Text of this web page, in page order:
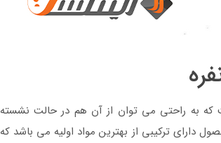
که به راحتی می توان از آن هم در حالت نشسته
دارای ترکیبی از بهترین مواد اولیه می باشد که